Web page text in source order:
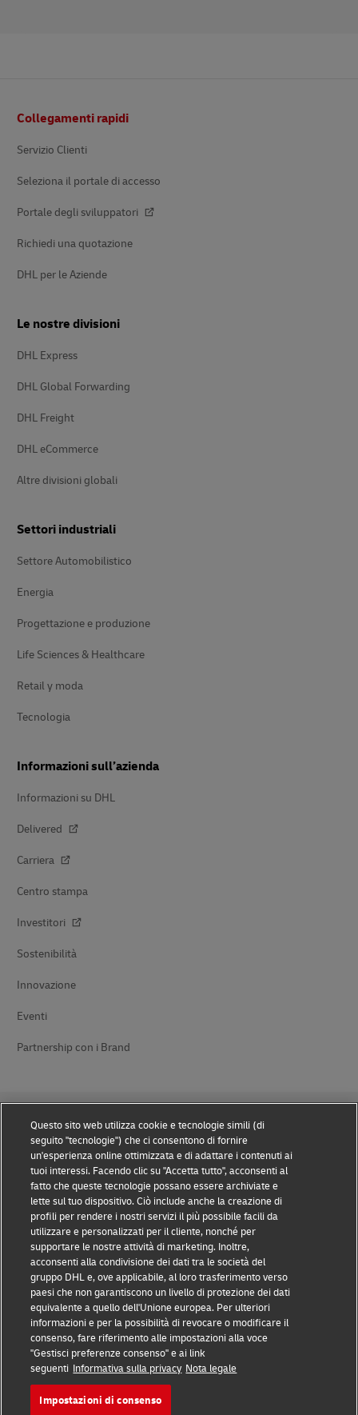
di
Collegamenti rapidi
Servizio Clienti
Seleziona il portale di accesso
Portale degli sviluppatori
Richiedi una quotazione
DHL per le Aziende
Le nostre divisioni
DHL Express
DHL Global Forwarding
DHL Freight
DHL eCommerce
Altre divisioni globali
Settori industriali
Settore Automobilistico
Energia
Progettazione e produzione
Life Sciences & Healthcare
Retail y moda
Tecnologia
Informazioni sull’azienda
Informazioni su DHL
Delivered
Carriera
Centro stampa
Investitori
Sostenibilità
Innovazione
Eventi
Partnership con i Brand
Prevenzione delle frodi
Nota legale
Condizioni d’uso
Informativa sulla privacy
Altre informazioni
Cookie
Seguici
Questo sito web utilizza cookie e tecnologie simili (di
seguito "tecnologie") che ci consentono di fornire
un'esperienza online ottimizzata e di adattare i contenuti ai
tuoi interessi. Facendo clic su "Accetta tutto", acconsenti al
fatto che queste tecnologie possano essere archiviate e
lette sul tuo dispositivo. Ciò include anche la creazione di
profili per rendere i nostri servizi il più possibile facili da
utilizzare e personalizzati per il cliente, nonché per
supportare le nostre attività di marketing. Inoltre,
acconsenti alla condivisione dei dati tra le società del
gruppo DHL e, ove applicabile, al loro trasferimento verso
paesi che non garantiscono un livello di protezione dei dati
equivalente a quello dell'Unione europea. Per ulteriori
informazioni e per la possibilità di revocare o modificare il
consenso, fare riferimento alle impostazioni alla voce
"Gestisci preferenze consenso" e ai link
seguenti Informativa sulla privacy Nota legale
Impostazioni di consenso